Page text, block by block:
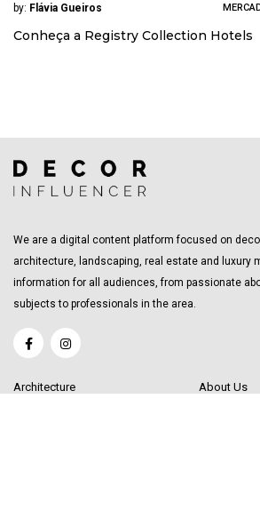
by: Flávia Gueiros
Conheça a Registry Collection Hotels
We are a digital content platform focused on
architecture, landscaping, real estate and luxury
information for all audiences, from passionate
subjects to professionals in the area.
Architecture About Us